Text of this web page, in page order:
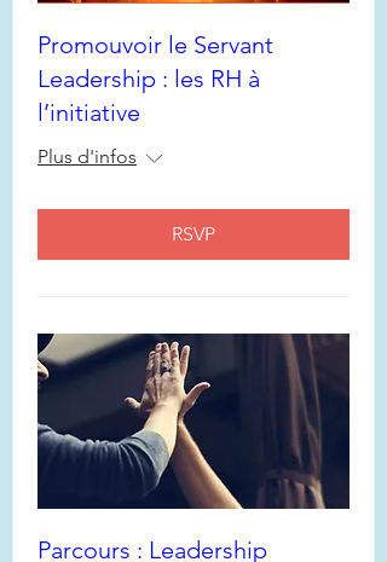
Promouvoir le Servant
Leadership : les RH à
l’initiative
Plus d'infos
RSVP
Parcours : Leadership